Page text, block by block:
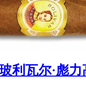
利瓦尔·彪力